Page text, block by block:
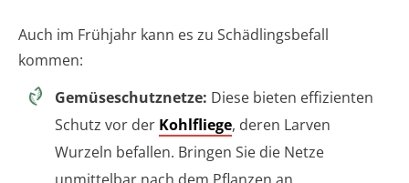
Auch im Frühjahr kann es zu Schädlingsbefall
kommen:
Gemüseschutznetze: Diese bieten effizienten
Schutz vor der Kohlfliege, deren Larven
Wurzeln befallen. Bringen Sie die Netze